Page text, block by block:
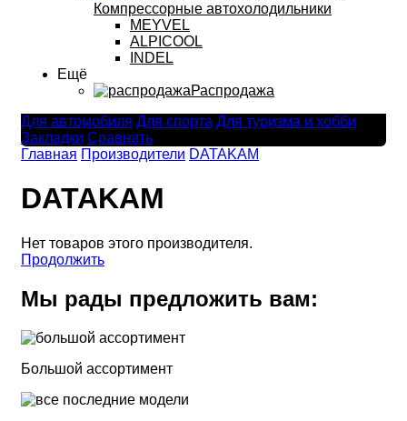
Компрессорные автохолодильники
MEYVEL
ALPICOOL
INDEL
Ещё
Распродажа
Для автомобиля Для спорта Для туризма и хобби
Закладки Сравнить
Главная Производители DATAKAM
DATAKAM
Нет товаров этого производителя.
Продолжить
Мы рады предложить вам:
Большой ассортимент